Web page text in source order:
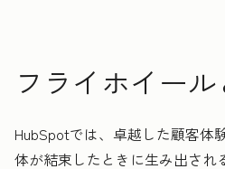
フライホイール
HubSpotでは、卓越した顧客体
体が結束したときに生み出され